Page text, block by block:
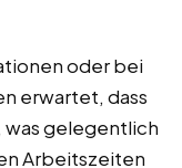
oder bei
erwartet, dass
was gelegentlich
Arbeitszeiten